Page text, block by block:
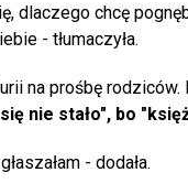
dlaczego chcę
- tłumaczyła.
na prośbę rodziców.
nie stało", bo
- dodała.